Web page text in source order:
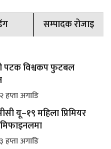
सम्पादक रोजाइ
पटक विश्वकप फुटबल
२ हप्ता अगाडि
यू–१९ महिला प्रिमियर
३ हप्ता अगाडि